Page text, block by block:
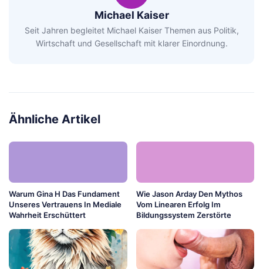
Michael Kaiser
Seit Jahren begleitet Michael Kaiser Themen aus Politik,
Wirtschaft und Gesellschaft mit klarer Einordnung.
Ähnliche Artikel
Warum Gina H Das Fundament
Unseres Vertrauens In Mediale
Wahrheit Erschüttert
Wie Jason Arday Den Mythos
Vom Linearen Erfolg Im
Bildungssystem Zerstörte